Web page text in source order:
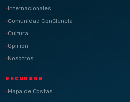
Internacionales
Comunidad ConCiencia
Cultura
Opinión
Nosotros
RECURSOS
Mapa de Costas